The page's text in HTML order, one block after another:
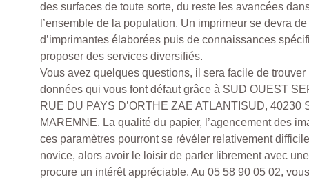
des surfaces de toute sorte, du reste les avancées
l’ensemble de la population. Un imprimeur se devra
d’imprimantes élaborées puis de connaissances
proposer des services diversifiés.
Vous avez quelques questions, il sera facile de trouver
données qui vous font défaut grâce à SUD OUEST
RUE DU PAYS D’ORTHE ZAE ATLANTISUD, 40230
MAREMNE. La qualité du papier, l’agencement des
ces paramètres pourront se révéler relativement
novice, alors avoir le loisir de parler librement avec
procure un intérêt appréciable. Au 05 58 90 05 02,